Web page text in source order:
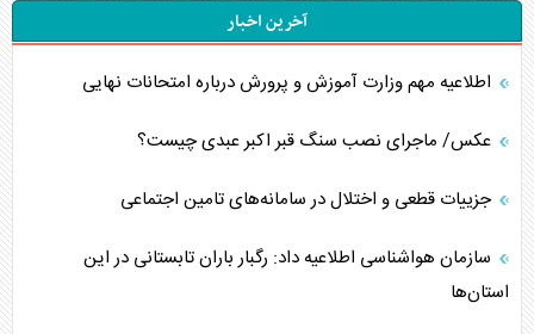
آخرین اخبار
اطلاعیه مهم وزارت آموزش و پرورش درباره امتحانات نهایی
عکس/ ماجرای نصب سنگ قبر اکبر عبدی چیست؟
جزییات قطعی و اختلال در سامانه‌های تامین اجتماعی
سازمان هواشناسی اطلاعیه داد: رگبار باران تابستانی در این
استان‌ها